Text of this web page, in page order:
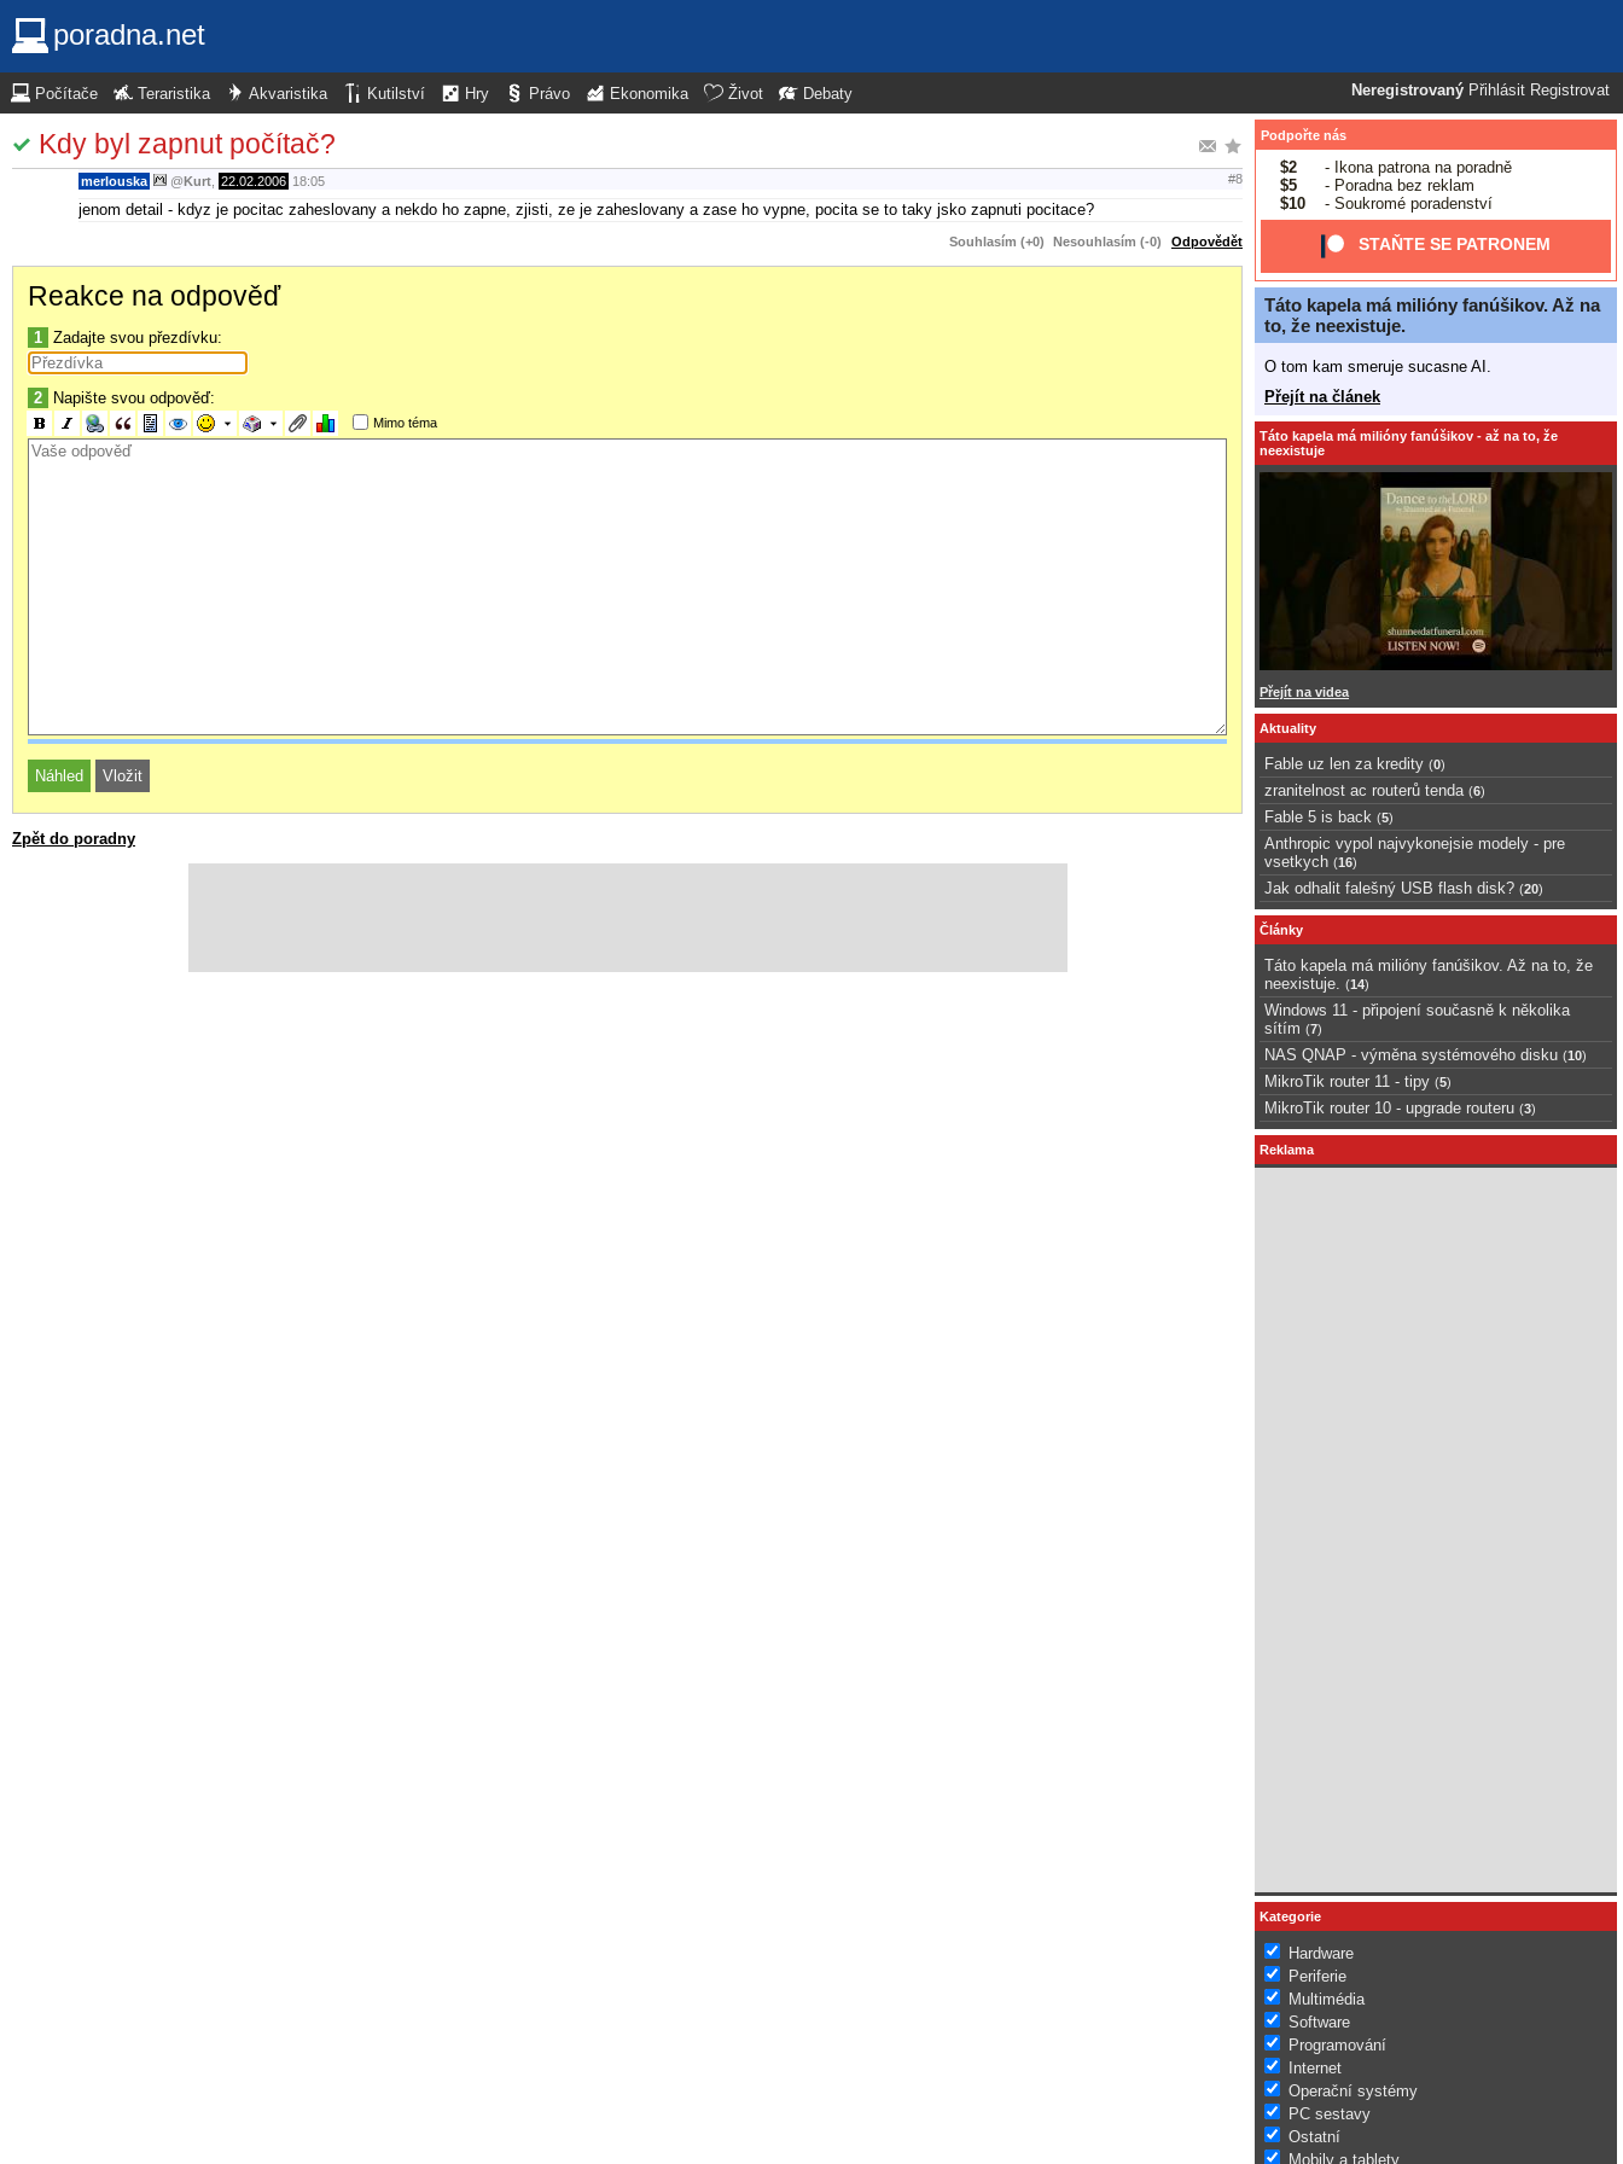
poradna.net
Neregistrovaný Přihlásit Registrovat
Počítače Teraristika Akvaristika Kutilství Hry Právo Ekonomika Život Debaty
Kdy byl zapnut počítač?
merlouska @Kurt 22.02.2006 18:05 #8
jenom detail - kdyz je pocitac zaheslovany a nekdo ho zapne, zjisti, ze je zaheslovany a zase ho vypne, pocita se to taky jsko zapnuti pocitace?
Souhlasím (+0) Nesouhlasím (-0) Odpovědět
Reakce na odpověď
1 Zadajte svou přezdívku:
2 Napište svou odpověď:
Mimo téma
Zpět do poradny
Podpořte nás
$2
- Ikona patrona na poradně
$5
- Poradna bez reklam
$10
- Soukromé poradenství
STAŇTE SE PATRONEM
Táto kapela má milióny fanúšikov. Až na
to, že neexistuje.
O tom kam smeruje sucasne AI.
Přejít na článek
Táto kapela má milióny fanúšikov - až na to, že
neexistuje
Přejít na videa
Aktuality
Fable uz len za kredity (0)
zranitelnost ac routerů tenda (6)
Fable 5 is back (5)
Anthropic vypol najvykonejsie modely - pre
vsetkych (16)
Jak odhalit falešný USB flash disk? (20)
Články
Táto kapela má milióny fanúšikov. Až na to, že
neexistuje.
(14)
Windows 11 - připojení současně k několika
sítím (7)
NAS QNAP - výměna systémového disku (10)
MikroTik router 11 - tipy (5)
MikroTik router 10 - upgrade routeru (3)
Reklama
Kategorie
Hardware
Periferie
Multimédia
Software
Programování
Internet
Operační systémy
PC sestavy
Ostatní
Mobily a tablety